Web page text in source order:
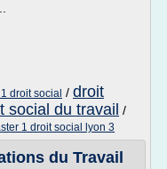
droit social / droit
social du travail /
1 droit social lyon 3
du Travail